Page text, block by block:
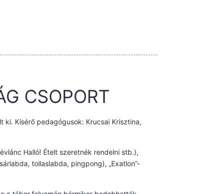
CSOPORT
Kísérő pedagógusok: Krucsai Krisztina,
Halló! Ételt szeretnék rendelni stb.),
tollaslabda, pingpong), „Exatlon”-